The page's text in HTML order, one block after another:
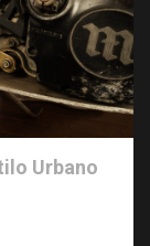
Urbano